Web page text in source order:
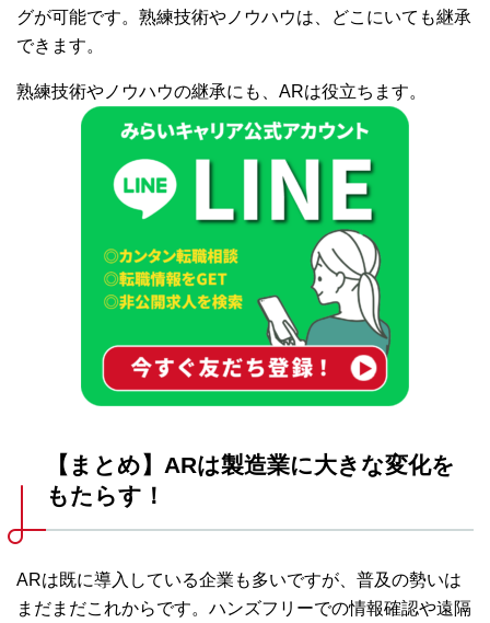
グが可能です。熟練技術やノウハウは、どこにいても継承
できます。
熟練技術やノウハウの継承にも、ARは役立ちます。
【まとめ】ARは製造業に大きな変化を
もたらす！
ARは既に導入している企業も多いですが、普及の勢いは
まだまだこれからです。ハンズフリーでの情報確認や遠隔